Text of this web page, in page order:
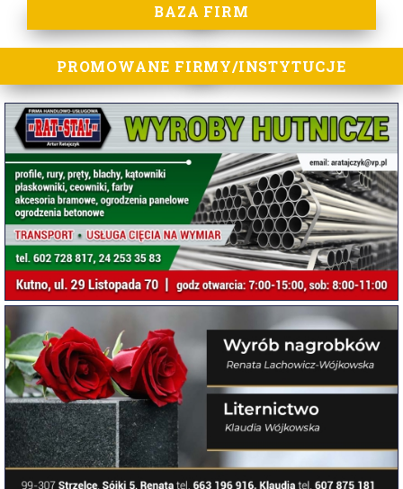
BAZA FIRM
PROMOWANE FIRMY/INSTYTUCJE